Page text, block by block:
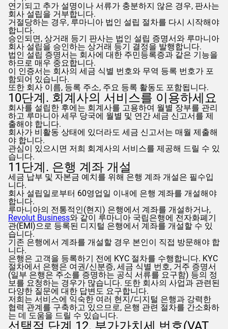
연기되고 추가 설명이나 서류가 충분하지 않은 경우, 판사는
회사 설립을 거부합니다.
거절당하는 경우, 루마니아 법인 설립 절차를 다시 시작해야
합니다.
승인되면, 상거래 등기 판사는 법인 설립 증명서와 루마니아
회사 설립을 승인하는 상거래 등기 결정을 발행합니다.
법인 설립 증명서는 회사에 대한 주민등록증과 같은 기능을
하므로 매우 중요합니다.
이 인증서는 회사의 세금 식별 번호와 무역 등록 번호가 포
함되어 있습니다.
또한 회사 이름, 등록 주소, 주요 등록 활동도 포함됩니다.
10단계. 회계사의 서비스를 이용하세요
회사를 설립한 후에는 회계사를 고용하여 월별 장부를 관리
하고 루마니아 세무 당국에 월별 및 연간 세금 신고서를 제
출해야 합니다.
회사가 비활동 상태에 있더라도 세금 신고서는 매월 제출해
야 합니다.
관심이 있으시면 저희 회계사의 서비스를 제공해 드릴 수 있
습니다.
11단계. 은행 계좌 개설
세금 납부 및 자본금 예치를 위해 은행 계좌 개설은 필수입
니다.
회사 설립일로부터 60영업일 이내에 은행 계좌를 개설해야
합니다.
루마니아의 전통적인(현지) 은행에서 계좌를 개설하거나,
Revolut Business와 같이 루마니아 국립은행에 전자화폐기
관(EMI)으로 등록된 디지털 은행에서 계좌를 개설할 수 있
습니다.
기존 은행에서 계좌를 개설할 경우 본인이 직접 방문해야 합
니다.
은행은 고객을 등록하기 전에 KYC 절차를 수행합니다. KYC
절차에서 은행은 여권/신분증, 세금 식별 번호, 거주 증명서
(일부 은행은 주소를 증명하는 공식 서류를 요구함) 등의 정
보를 요청하는 경우가 많습니다. 또한 회사의 사업과 관련된
다양한 질문에 대한 답변도 요구합니다.
저희는 서비스에 익숙한 여러 현지/디지털 은행과 강력한
협력 관계를 구축하고 있으므로, 은행 관련 절차를 간소화하
는 데 도움을 드릴 수 있습니다.
선택적 단계 12. 부가가치세 번호(VAT